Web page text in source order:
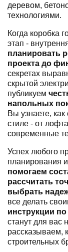
деревом,
технологиями.
Когда коробка
этап -
планировать
проекта до
секретах
скрытой
публикуем
напольных
Вы узнаете,
стиле - от
современные
Успех любого
планирования
помогаем
рассчитать
выбрать
все делать
инструкции
станут для
рассказываем,
строительных